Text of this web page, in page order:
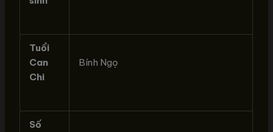
Tuổi
Can
Chi
Bính Ngọ
Số